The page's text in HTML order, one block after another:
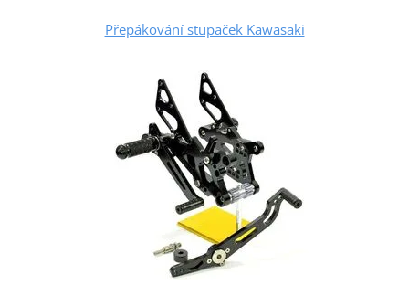
Přepákování stupaček Kawasaki